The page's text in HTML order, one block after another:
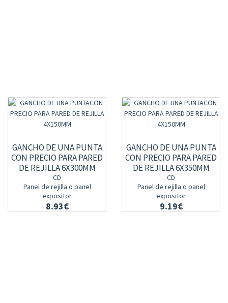
GANCHO DE UNA PUNTA
CON PRECIO PARA PARED
DE REJILLA 6X300MM
CD
Panel de rejilla o panel
expositor
8.93€
GANCHO DE UNA PUNTA
CON PRECIO PARA PARED
DE REJILLA 6X350MM
CD
Panel de rejilla o panel
expositor
9.19€